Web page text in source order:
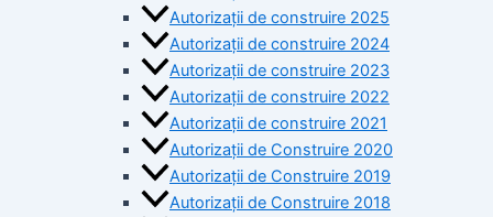
Autorizații de construire 2025
Autorizații de construire 2024
Autorizații de construire 2023
Autorizații de construire 2022
Autorizații de construire 2021
Autorizații de Construire 2020
Autorizații de Construire 2019
Autorizaţii de Construire 2018